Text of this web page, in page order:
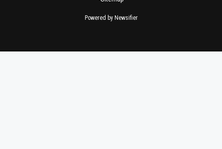
Powered by Newsifier